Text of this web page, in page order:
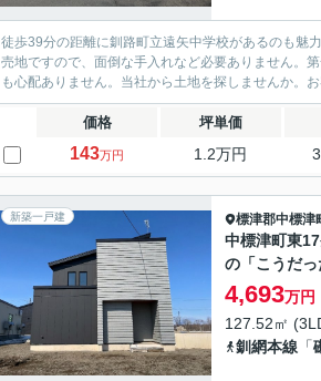
徒歩39分の距離に釧路町立遠矢中学校があるのも魅
売地ですので、面倒な手入れなど必要ありません。
も心配ありません。当社から土地を探しませんか。
価格 坪単価
143万円 1.2万円
新築一戸建 標津郡中標津
中標津町東
の「こうだ
4,693万円
127.52㎡
釧網本線 「